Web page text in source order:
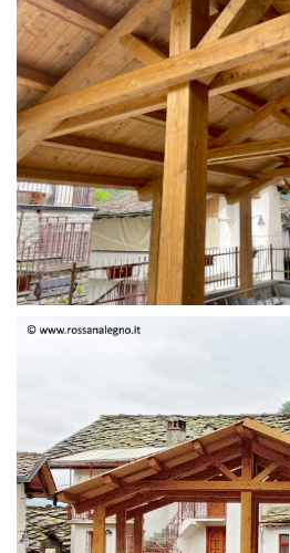
STRUTTURA IN ABETE LAMELLARE